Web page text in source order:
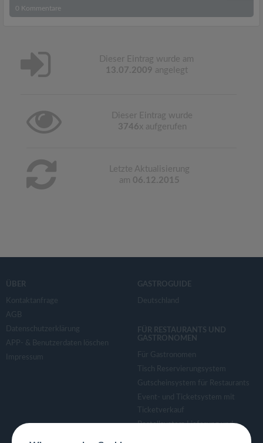
0 Kommentare
Dieser Eintrag wurde am
13.07.2009 angelegt
Dieser Eintrag wurde
3746x aufgerufen
Letzte Aktualisierung
am 06.12.2015
ÜBER
Kontaktanfrage
AGB
Datenschutzerklärung
APP- & Benutzerdaten löschen
Impressum
GASTROGUIDE
Deutschland
FÜR RESTAURANTS UND
GASTRONOMEN
Für Gastronomen
Tisch Reservierungsystem
Gutscheinsystem für Restaurants
Event- und Ticketsystem mit
Ticketverkauf
Bestellsystem Lieferung und